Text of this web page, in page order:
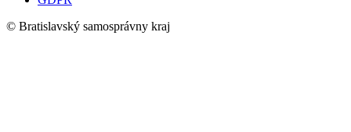
© Bratislavský samosprávny kraj